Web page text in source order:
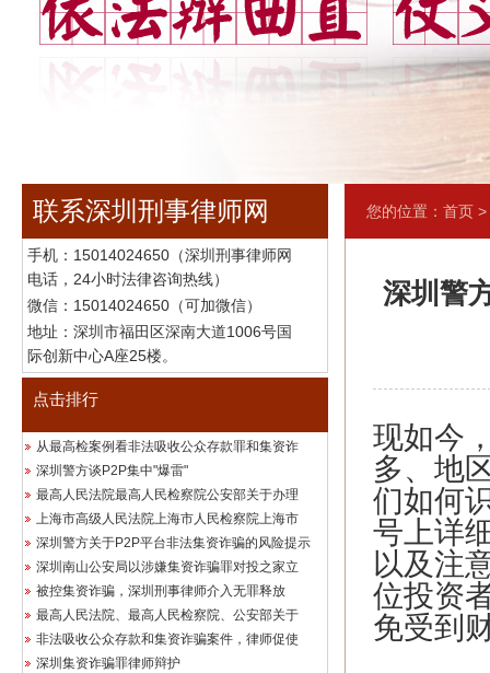
联系深圳刑事律师网
手机： 15014024650（深圳刑事律师网
电话，24小时法律咨询热线）
微信：15014024650（可加微信）
地址：深圳市福田区深南大道1006号国
际创新中心A座25楼。
点击排行
从最高检案例看非法吸收公众存款罪和集资诈
深圳警方谈P2P集中"爆雷"
最高人民法院最高人民检察院公安部关于办理
上海市高级人民法院上海市人民检察院上海市
深圳警方关于P2P平台非法集资诈骗的风险提示
深圳南山公安局以涉嫌集资诈骗罪对投之家立
被控集资诈骗，深圳刑事律师介入无罪释放
最高人民法院、最高人民检察院、公安部关于
非法吸收公众存款和集资诈骗案件，律师促使
深圳集资诈骗罪律师辩护
您的位置： 首页 >
深圳警
现如今
多、地
们如何
号上详
以及注
位投资
免受到